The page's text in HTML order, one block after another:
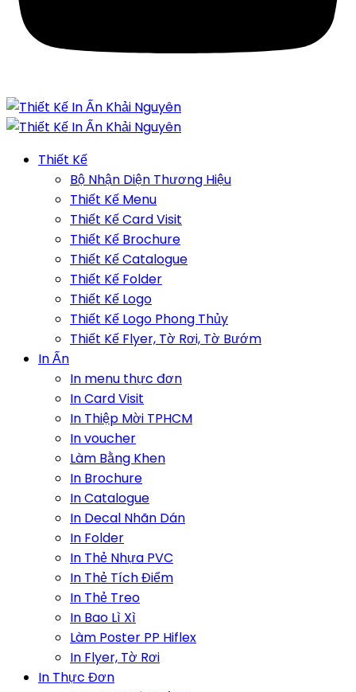
Thiết Kế
Bộ Nhận Diện Thương Hiệu
Thiết Kế Menu
Thiết Kế Card Visit
Thiết Kế Brochure
Thiết Kế Catalogue
Thiết Kế Folder
Thiết Kế Logo
Thiết Kế Logo Phong Thủy
Thiết Kế Flyer, Tờ Rơi, Tờ Bướm
In Ấn
In menu thực đơn
In Card Visit
In Thiệp Mời TPHCM
In voucher
Làm Bằng Khen
In Brochure
In Catalogue
In Decal Nhãn Dán
In Folder
In Thẻ Nhựa PVC
In Thẻ Tích Điểm
In Thẻ Treo
In Bao Lì Xì
Làm Poster PP Hiflex
In Flyer, Tờ Rơi
In Thực Đơn